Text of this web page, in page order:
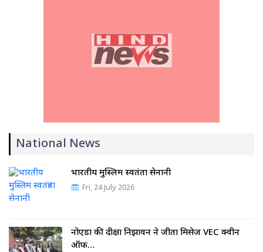
National News
भारतीय मुस्लिम स्वतंत्रता सेनानी
Fri, 24 July 2026
नोएडा की दीक्षा निझावन ने जीता मिसेज VEC क्वीन
ऑफ…